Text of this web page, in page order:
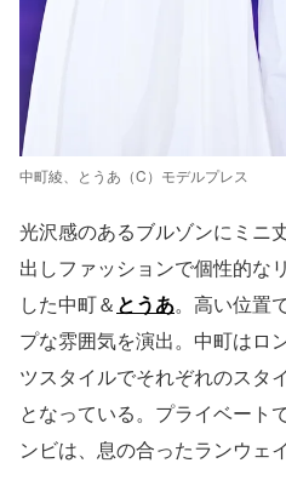
中町綾、とうあ（C）モデルプレス
光沢感のあるブルゾンにミニ
出しファッションで個性的な
した中町＆ とうあ。高い位置
プな雰囲気を演出。中町はロ
ツスタイルでそれぞれのスタ
となっている。プライベート
ンビは、息の合ったランウェ